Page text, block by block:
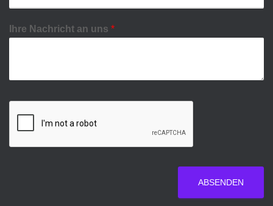
Ihre Nachricht an uns *
ABSENDEN